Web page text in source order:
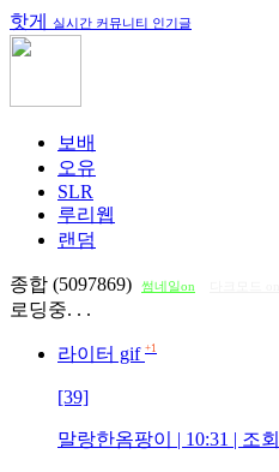
핫게 실시간 커뮤니티 인기글
보배
오유
SLR
루리웹
랜덤
종합 (5097869) 썸네일on
로딩중. . .
라이터 gif +1
[39]
말랑한옴팡이 | 10:31 | 조회